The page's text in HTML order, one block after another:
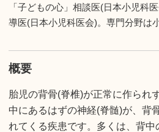
「子どもの心」相談医(日本小児科
導医(日本小児科医会)。専門分野は
概要
胎児の背骨(脊椎)が正常に作られ
中にあるはずの神経(脊髄)が、背
れてくる疾患です。多くは、背